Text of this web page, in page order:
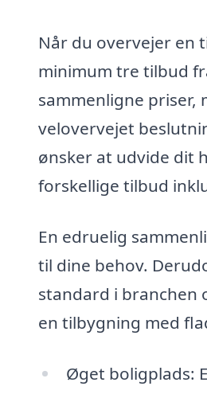
Når du overvejer en
minimum tre tilbud
sammenligne
velovervejet
ønsker at udvide dit
forskellige tilbud
En edruelig
til dine behov.
standard i branchen
en tilbygning med
Øget boligplads: